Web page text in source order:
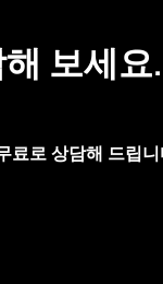
보세요.
료로 상담해 드립니